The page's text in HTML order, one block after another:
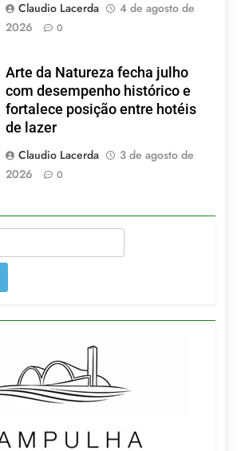
Claudio Lacerda
4 de agosto de
2026
0
Arte da Natureza fecha julho
com desempenho histórico e
fortalece posição entre hotéis
de lazer
Claudio Lacerda
3 de agosto de
2026
0